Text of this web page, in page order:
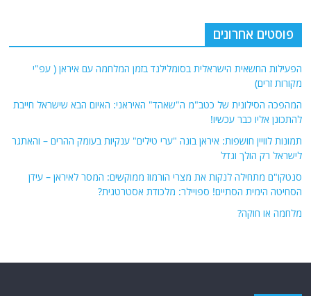
פוסטים אחרונים
הפעילות החשאית הישראלית בסומלילנד בזמן המלחמה עם איראן ( עפ"י
מקורות זרים)
המהפכה הסילונית של כטב"מ ה"שאהד" האיראני: האיום הבא שישראל חייבת
להתכונן אליו כבר עכשיו!
תמונות לוויין חושפות: איראן בונה "ערי טילים" ענקיות בעומק ההרים – והאתגר
לישראל רק הולך וגדל
סנטקו"ם מתחילה לנקות את מצרי הורמוז ממוקשים: המסר לאיראן – עידן
הסחיטה הימית הסתיים! ספויילר: מלכודת אסטרטגית?
מלחמה או חוקה?